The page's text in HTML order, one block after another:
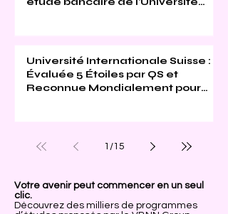
Université Internationale Suisse :
Évaluée 5 Étoiles par QS et
Reconnue Mondialement pour
1 /15
Votre avenir peut commencer en un seul
clic.
Découvrez des milliers de programmes